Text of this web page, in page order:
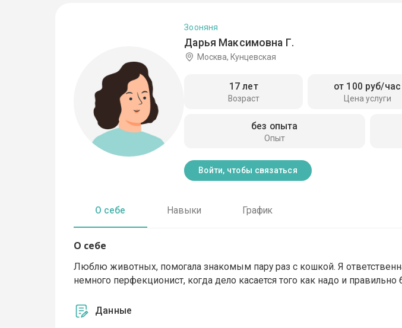
Дарья Максимовна Г.
Зооняня
Москва, Кунцевская
Возраст
17 лет
Цена услуги
от 100 руб/час
Опыт
без опыта
Войти, чтобы связаться
О себе Навыки График
О себе
Люблю животных, помогала знакомым пару раз с кошкой. Я
немного перфекционист, когда дело касается того как надо и правильно
Данные